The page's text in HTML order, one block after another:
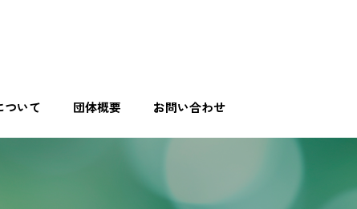
ついて 団体概要 お問い合わせ